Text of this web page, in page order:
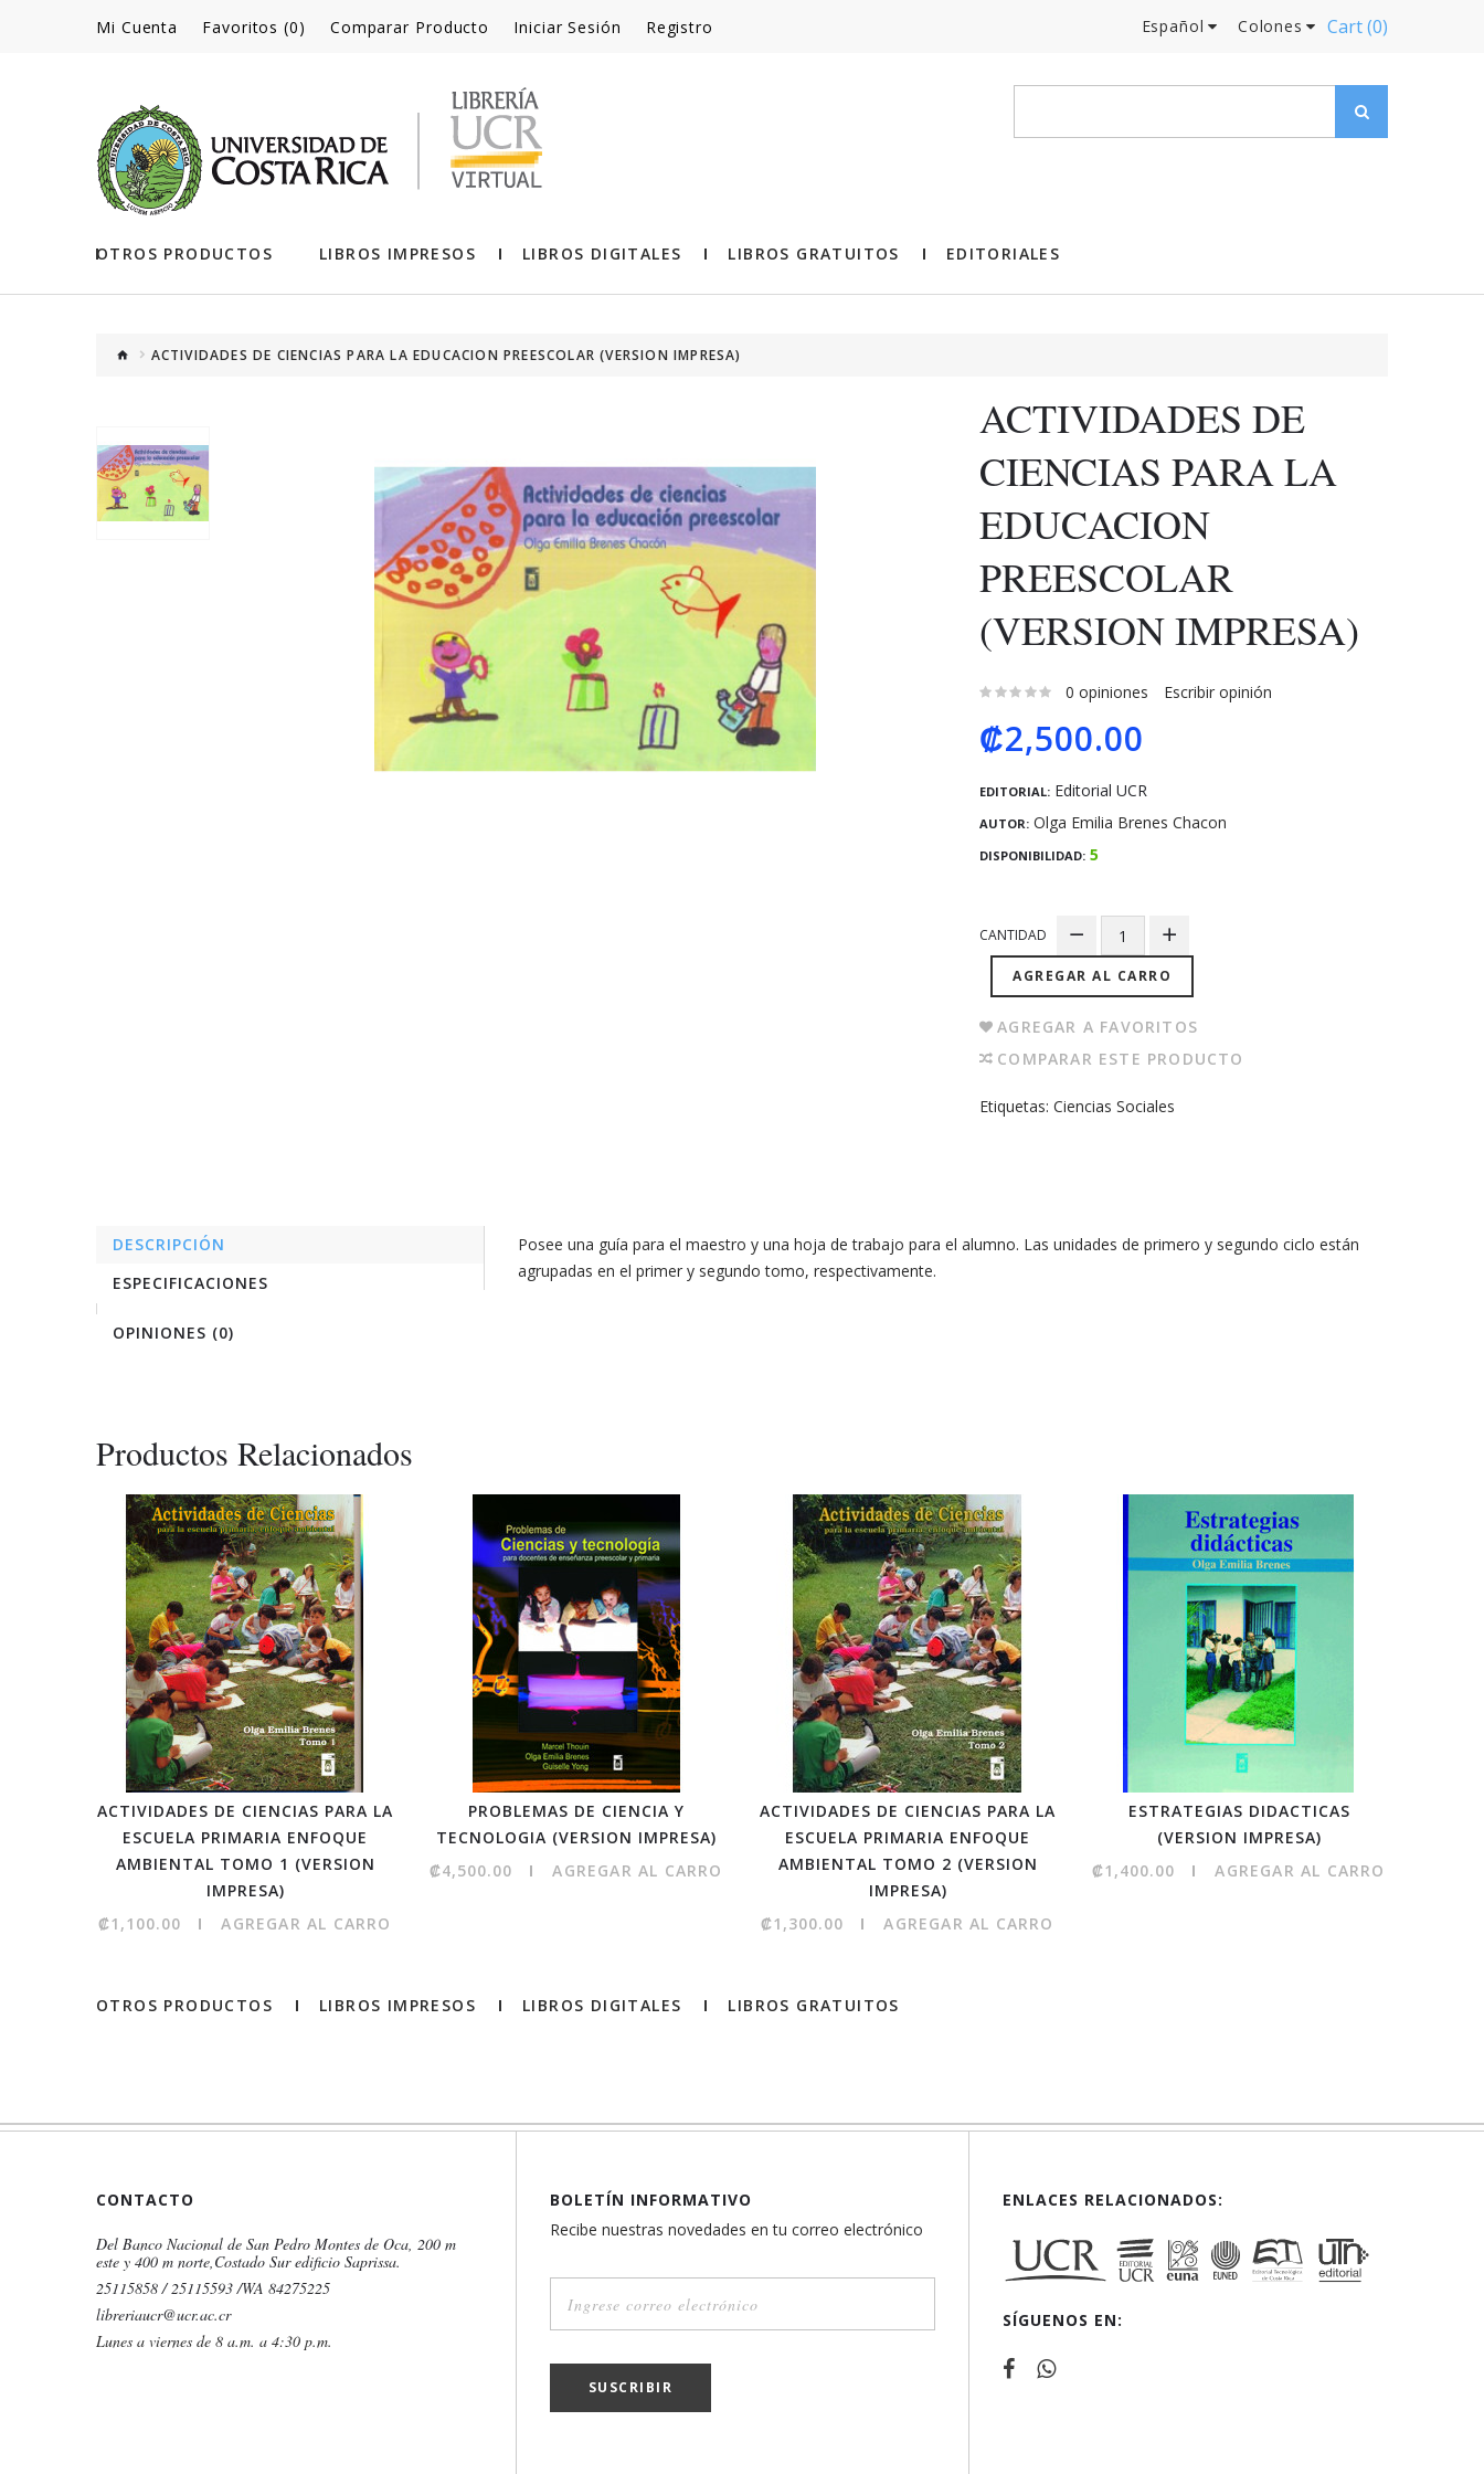
Mi Cuenta Favoritos (0) Comparar Producto Iniciar Sesión Registro Cart(0)
Colones
Español
OTROS PRODUCTOS LIBROS IMPRESOS LIBROS DIGITALES LIBROS GRATUITOS EDITORIALES
ACTIVIDADES DE CIENCIAS PARA LA EDUCACION PREESCOLAR (VERSION IMPRESA)
ACTIVIDADES DE
CIENCIAS PARA LA
EDUCACION
PREESCOLAR
(VERSION IMPRESA)
0 opiniones Escribir opinión
₡2,500.00
EDITORIAL: Editorial UCR
AUTOR: Olga Emilia Brenes Chacon
DISPONIBILIDAD: 5
CANTIDAD
AGREGAR AL CARRO
AGREGAR A FAVORITOS
COMPARAR ESTE PRODUCTO
Etiquetas: Ciencias Sociales
DESCRIPCIÓN
ESPECIFICACIONES
OPINIONES (0)
Posee una guía para el maestro y una hoja de trabajo para el alumno. Las unidades de primero y segundo ciclo están
agrupadas en el primer y segundo tomo, respectivamente.
Productos Relacionados
ACTIVIDADES DE CIENCIAS PARA LA
ESCUELA PRIMARIA ENFOQUE
AMBIENTAL TOMO 1 (VERSION
IMPRESA)
₡1,100.00
AGREGAR AL CARRO
PROBLEMAS DE CIENCIA Y
TECNOLOGIA (VERSION IMPRESA)
₡4,500.00
AGREGAR AL CARRO
ACTIVIDADES DE CIENCIAS PARA LA
ESCUELA PRIMARIA ENFOQUE
AMBIENTAL TOMO 2 (VERSION
IMPRESA)
₡1,300.00
AGREGAR AL CARRO
ESTRATEGIAS DIDACTICAS
(VERSION IMPRESA)
₡1,400.00
AGREGAR AL CARRO
OTROS PRODUCTOS LIBROS IMPRESOS LIBROS DIGITALES LIBROS GRATUITOS
CONTACTO
Del Banco Nacional de San Pedro Montes de Oca, 200 m
este y 400 m norte,Costado Sur edificio Saprissa.
25115858 / 25115593 /WA 84275225
libreriaucr@ucr.ac.cr
Lunes a viernes de 8 a.m. a 4:30 p.m.
BOLETÍN INFORMATIVO
Recibe nuestras novedades en tu correo electrónico
SUSCRIBIR
ENLACES RELACIONADOS:
SÍGUENOS EN: